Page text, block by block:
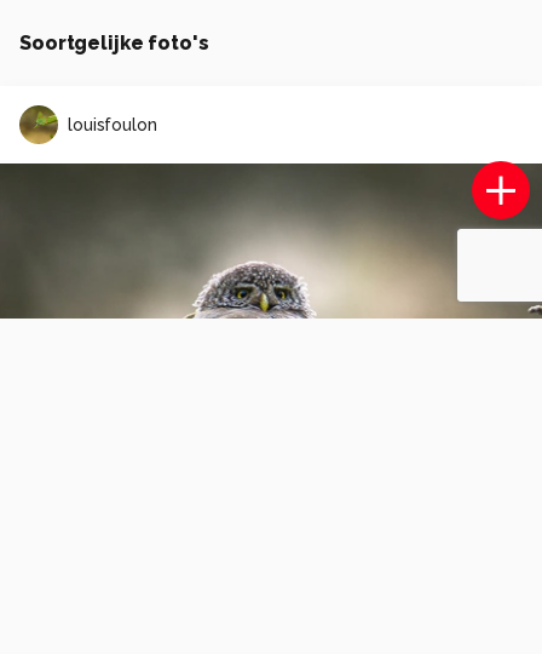
Soortgelijke foto's
louisfoulon